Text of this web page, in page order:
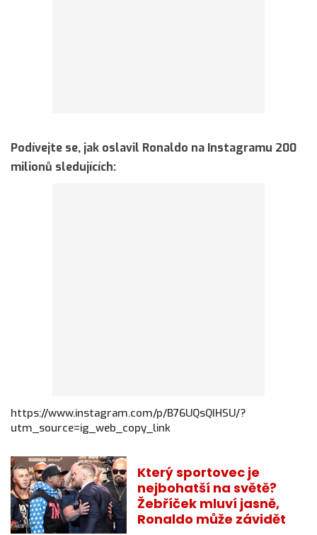
Podívejte se, jak oslavil Ronaldo na Instagramu 200
milionů sledujících:
https://www.instagram.com/p/B76UQsQIHSU/?
utm_source=ig_web_copy_link
Který sportovec je
nejbohatší na světě?
Žebříček mluví jasně,
Ronaldo může závidět